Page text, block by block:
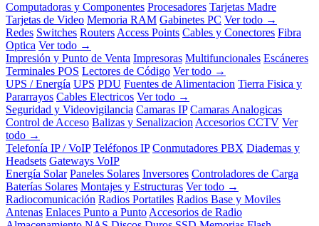
Computadoras y Componentes Procesadores Tarjetas Madre
Tarjetas de Video Memoria RAM Gabinetes PC Ver todo →
Redes Switches Routers Access Points Cables y Conectores Fibra
Optica Ver todo →
Impresión y Punto de Venta Impresoras Multifuncionales Escáneres
Terminales POS Lectores de Código Ver todo →
UPS / Energía UPS PDU Fuentes de Alimentacion Tierra Fisica y
Pararrayos Cables Electricos Ver todo →
Seguridad y Videovigilancia Camaras IP Camaras Analogicas
Control de Acceso Balizas y Senalizacion Accesorios CCTV Ver
todo →
Telefonía IP / VoIP Teléfonos IP Conmutadores PBX Diademas y
Headsets Gateways VoIP
Energía Solar Paneles Solares Inversores Controladores de Carga
Baterías Solares Montajes y Estructuras Ver todo →
Radiocomunicación Radios Portatiles Radios Base y Moviles
Antenas Enlaces Punto a Punto Accesorios de Radio